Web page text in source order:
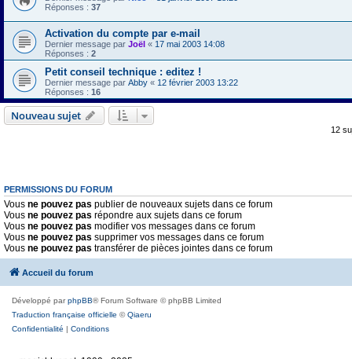
Réponses : 37
Activation du compte par e-mail
Dernier message par Joël « 17 mai 2003 14:08
Réponses : 2
Petit conseil technique : editez !
Dernier message par Abby « 12 février 2003 13:22
Réponses : 16
Nouveau sujet
12
PERMISSIONS DU FORUM
Vous ne pouvez pas publier de nouveaux sujets dans ce forum
Vous ne pouvez pas répondre aux sujets dans ce forum
Vous ne pouvez pas modifier vos messages dans ce forum
Vous ne pouvez pas supprimer vos messages dans ce forum
Vous ne pouvez pas transférer de pièces jointes dans ce forum
Accueil du forum
Développé parphpBB® Forum Software © phpBB Limited
Traduction française officielle ©Qiaeru
Confidentialité | Conditions